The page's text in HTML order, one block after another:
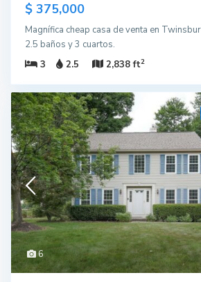
$ 375,000
Magnífica cheap casa de venta en
2.5 baños y 3 cuartos.
3
2.5 2,838 ft2
6